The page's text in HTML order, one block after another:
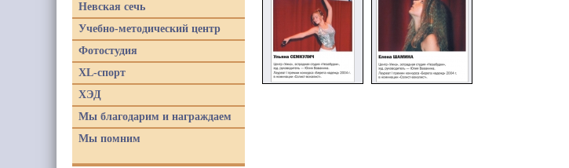
Невская сечь
Учебно-методический центр
Фотостудия
XL-спорт
ХЭД
Мы благодарим и награждаем
Мы помним